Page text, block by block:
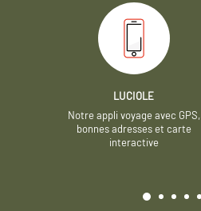
LUCIOLE
Notre appli voyage avec GPS,
bonnes adresses et carte
interactive